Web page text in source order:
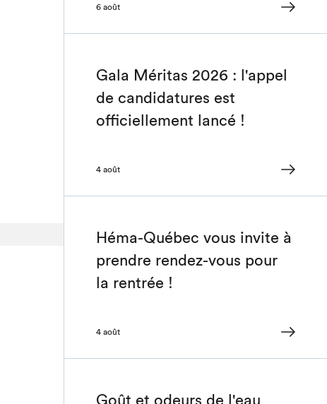
6 août
Gala Méritas 2026 : l'appel
de candidatures est
officiellement lancé !
4 août
Héma-Québec vous invite à
prendre rendez-vous pour
la rentrée !
4 août
Goût et odeurs de l'eau